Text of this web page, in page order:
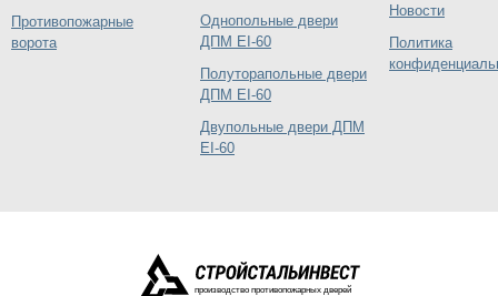
Противопожарные
ворота
Однопольные двери
ДПМ EI-60
Полуторапольные двери
ДПМ EI-60
Двупольные двери ДПМ
EI-60
Новости
Политика
производство противопожарных дверей